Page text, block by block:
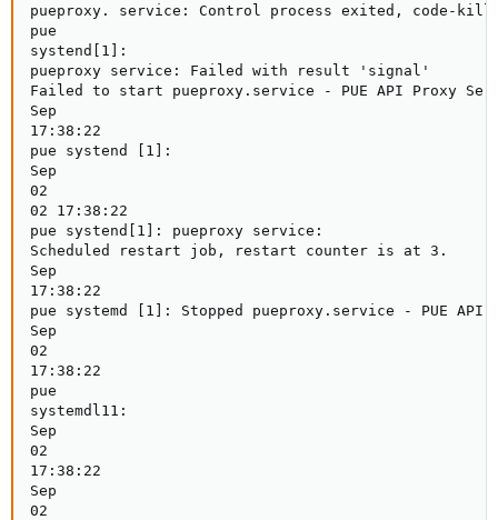
pueproxy. service: Control process exited, code-
pue
systend[1]:
pueproxy service: Failed with result 'signal'
Failed to start pueproxy.service - PUE API Proxy
Sep
17:38:22
pue systend [1]:
Sep
02
02 17:38:22
pue systend[1]: pueproxy service:
Scheduled restart job, restart counter is at 3.
Sep
17:38:22
pue systemd [1]: Stopped pueproxy.service - PUE API
Sep
02
17:38:22
pue
systemdl11:
Sep
02
17:38:22
Sep
02